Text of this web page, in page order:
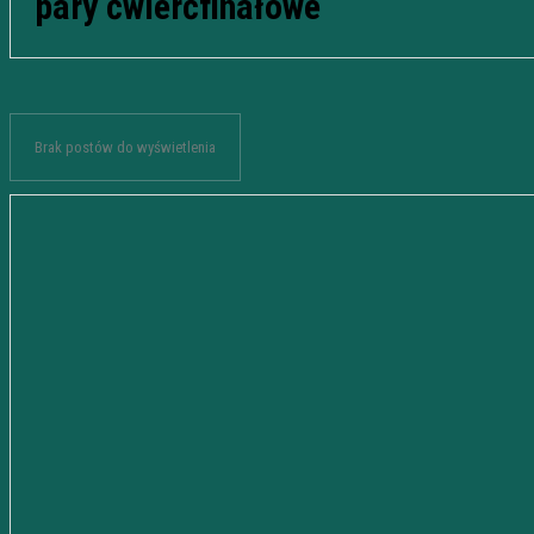
Brak postów do wyświetlenia